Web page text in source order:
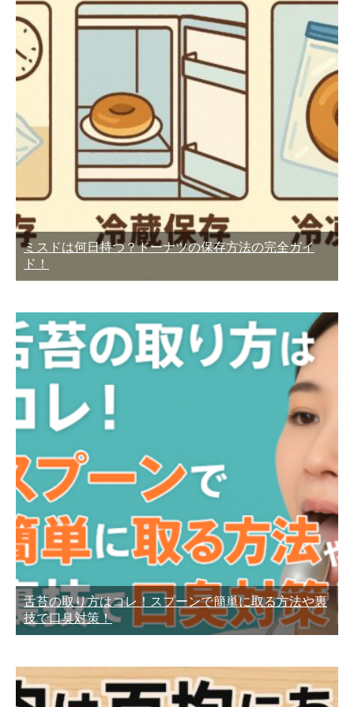
ミスドは何日持つ？ドーナツの保存方法の完全ガイ
ド！
舌苔の取り方はコレ！スプーンで簡単に取る方法や裏
技で口臭対策！